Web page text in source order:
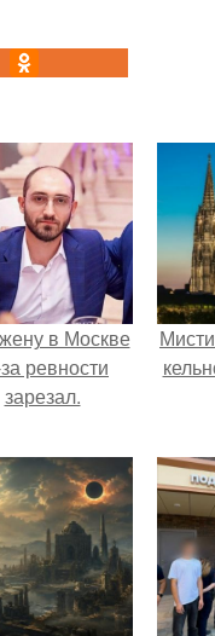
в Москве
ревности
зарезал.